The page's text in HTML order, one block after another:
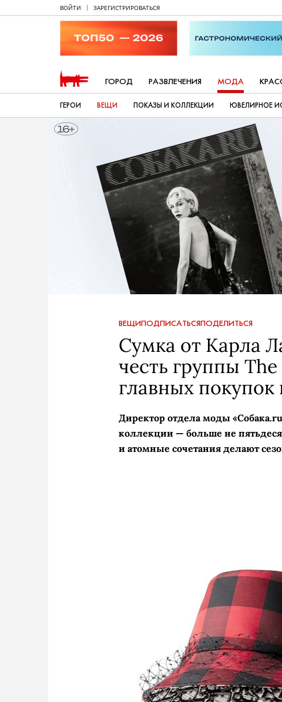
ВОЙТИ ЗАРЕГИСТРИРОВАТЬСЯ
ГОРОД РАЗВЛЕЧЕНИЯ МОДА
ГЕРОИ ВЕЩИ ПОКАЗЫ И КОЛЛЕКЦИИ ЮВЕЛИРНОЕ
ВЕЩИПОДПИСАТЬСЯПОДЕЛИТЬСЯ
Сумка от Карла
честь группы
главных покупок
Директор отдела моды
коллекции — больше не
и атомные сочетания делают